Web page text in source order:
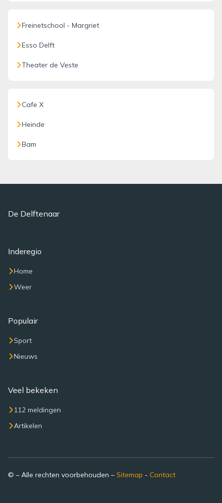
Freinetschool - Margriet
Esso Delft
Theater de Veste
Cafe X
Heinde
Bam
De Delftenaar
Inderegio
Home
Weer
Populair
Sport
Nieuws
Veel bekeken
112 meldingen
Artikelen
© – Alle rechten voorbehouden – Sitemap - Contact